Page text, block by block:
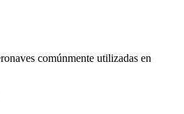
comúnmente utilizadas en